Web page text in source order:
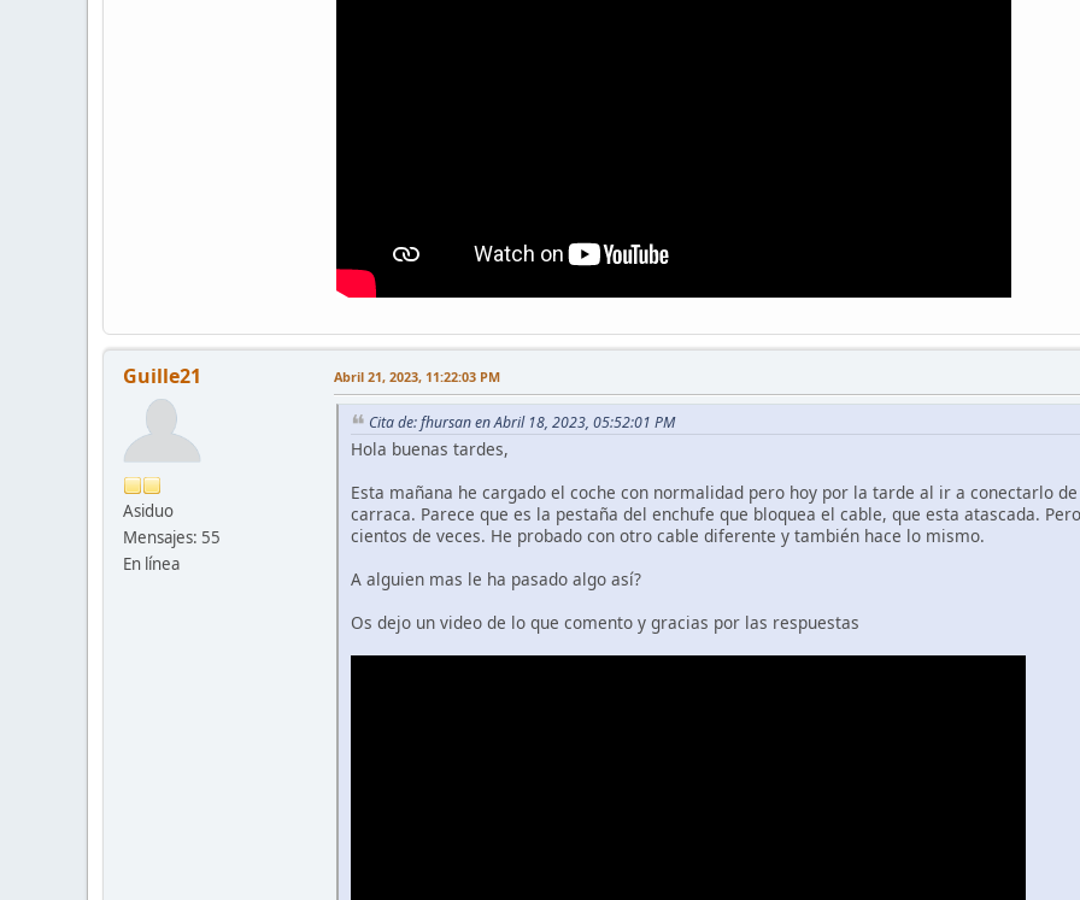
Guille21
Asiduo
Mensajes: 55
En línea
Abril 21, 2023, 11:22:03 PM
Cita de: fhursan en Abril 18, 2023, 05:52:01 PM
Hola buenas tardes,
Esta mañana he cargado el coche con normalidad pero hoy por la tarde al ir a conectarlo
carraca. Parece que es la pestaña del enchufe que bloquea el cable, que esta atascada.
cientos de veces. He probado con otro cable diferente y también hace lo mismo.
A alguien mas le ha pasado algo así?
Os dejo un video de lo que comento y gracias por las respuestas